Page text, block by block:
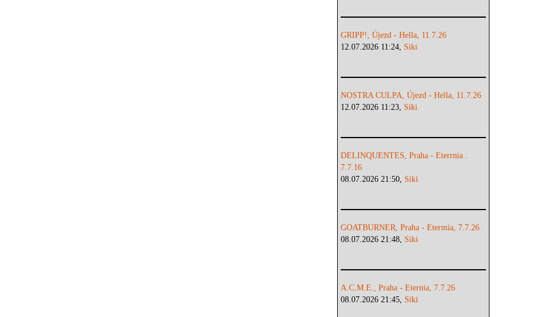
GRIPP!, Újezd - Hella, 11.7.26
12.07.2026 11:24, Siki
NOSTRA CULPA, Újezd - Hella, 11.7.26
12.07.2026 11:23, Siki
DELINQUENTES, Praha - Eterrnia .
7.7.16
08.07.2026 21:50, Siki
GOATBURNER, Praha - Etermia, 7.7.26
08.07.2026 21:48, Siki
A.C.M.E., Praha - Eternia, 7.7.26
08.07.2026 21:45, Siki